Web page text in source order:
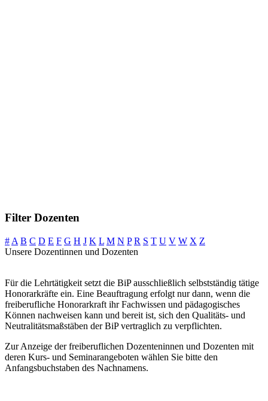
Filter Dozenten
# A B C D E F G H J K L M N P R S T U V W X Z
Unsere Dozentinnen und Dozenten
Für die Lehrtätigkeit setzt die BiP ausschließlich selbstständig tätige
Honorarkräfte ein. Eine Beauftragung erfolgt nur dann, wenn die
freiberufliche Honorarkraft ihr Fachwissen und pädagogisches
Können nachweisen kann und bereit ist, sich den Qualitäts- und
Neutralitätsmaßstäben der BiP vertraglich zu verpflichten.
Zur Anzeige der freiberuflichen Dozenteninnen und Dozenten mit
deren Kurs- und Seminarangeboten wählen Sie bitte den
Anfangsbuchstaben des Nachnamens.